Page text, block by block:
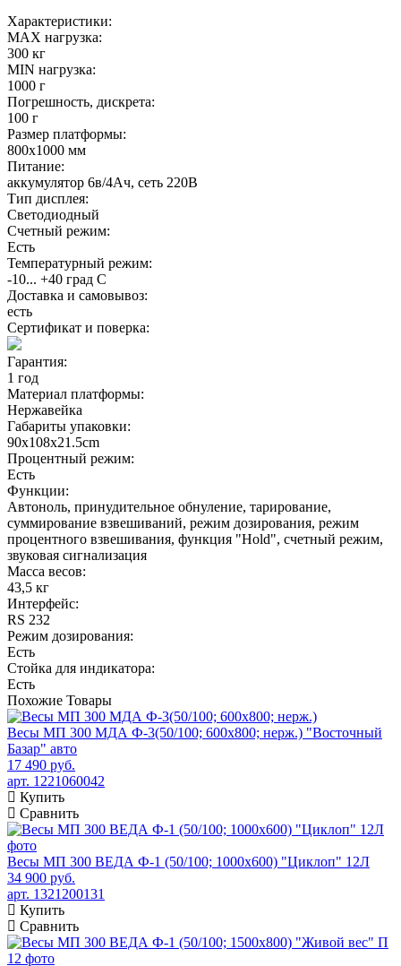
Характеристики:
MAX нагрузка:
300 кг
MIN нагрузка:
1000 г
Погрешность, дискрета:
100 г
Размер платформы:
800х1000 мм
Питание:
аккумулятор 6в/4Ач, сеть 220В
Тип дисплея:
Светодиодный
Счетный режим:
Есть
Температурный режим:
-10... +40 град С
Доставка и самовывоз:
есть
Сертификат и поверка:
Гарантия:
1 год
Материал платформы:
Нержавейка
Габариты упаковки:
90х108х21.5cm
Процентный режим:
Есть
Функции:
Автоноль, принудительное обнуление, тарирование,
суммирование взвешиваний, режим дозирования, режим
процентного взвешивания, функция "Hold", счетный режим,
звуковая сигнализация
Масса весов:
43,5 кг
Интерфейс:
RS 232
Режим дозирования:
Есть
Стойка для индикатора:
Есть
Похожие Товары
Весы МП 300 МДА Ф-3(50/100; 600х800; нерж.) "Восточный
Базар" авто
17 490 руб.
арт. 1221060042
Купить
Сравнить
Весы МП 300 ВЕДА Ф-1 (50/100; 1000х600) "Циклоп" 12Л
34 900 руб.
арт. 1321200131
Купить
Сравнить